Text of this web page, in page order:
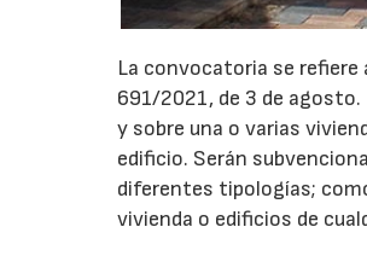
La convocatoria se refiere
691/2021, de 3 de
y sobre una o varias
edificio. Serán
diferentes tipologías;
vivienda o edificios de